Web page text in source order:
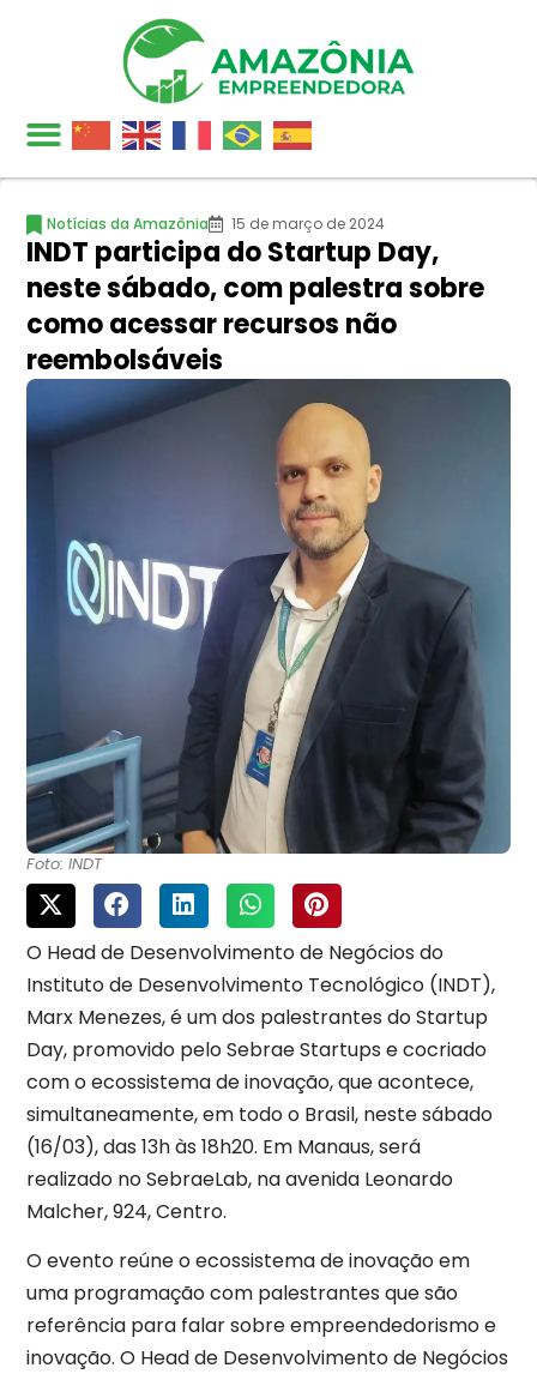
Notícias da Amazônia 15 de março de 2024
INDT participa do Startup Day,
neste sábado, com palestra sobre
como acessar recursos não
reembolsáveis
Foto: INDT
O Head de Desenvolvimento de Negócios do
Instituto de Desenvolvimento Tecnológico (INDT),
Marx Menezes, é um dos palestrantes do Startup
Day, promovido pelo Sebrae Startups e cocriado
com o ecossistema de inovação, que acontece,
simultaneamente, em todo o Brasil, neste sábado
(16/03), das 13h às 18h20. Em Manaus, será
realizado no SebraeLab, na avenida Leonardo
Malcher, 924, Centro.
O evento reúne o ecossistema de inovação em
uma programação com palestrantes que são
referência para falar sobre empreendedorismo e
inovação. O Head de Desenvolvimento de Negócios